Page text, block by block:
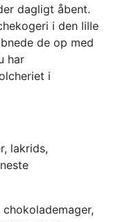
dagligt åbent.
i den lille
de op med
har
i
lakrids,